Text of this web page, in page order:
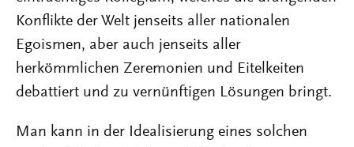
Konflikte der Welt jenseits aller nationalen
Egoismen, aber auch jenseits aller
herkömmlichen Zeremonien und Eitelkeiten
debattiert und zu vernünftigen Lösungen bringt.
Man kann in der Idealisierung eines solchen